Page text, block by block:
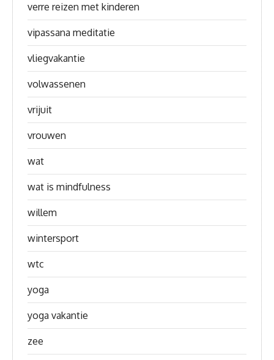
verre reizen met kinderen
vipassana meditatie
vliegvakantie
volwassenen
vrijuit
vrouwen
wat
wat is mindfulness
willem
wintersport
wtc
yoga
yoga vakantie
zee